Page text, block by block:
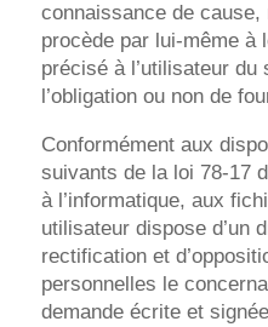
connaissance de cause,
procède par lui-même à
précisé à l’utilisateur du
l’obligation ou non de
Conformément aux
suivants de la loi 78-17
à l’informatique, aux
utilisateur dispose d’un
rectification et
personnelles le
demande écrite et